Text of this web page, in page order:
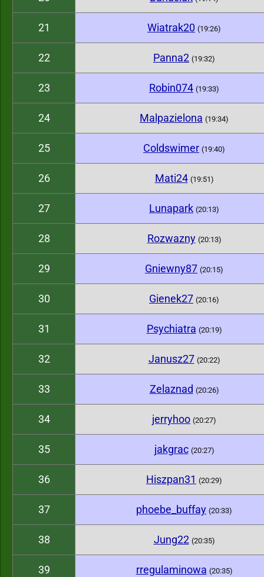
21 Wiatrak20 (19:26)
22 Panna2 (19:32)
23 Robin074 (19:33)
24 Malpazielona (19:34)
25 Coldswimer (19:40)
26 Mati24 (19:51)
27 Lunapark (20:13)
28 Rozwazny (20:13)
29 Gniewny87 (20:15)
30 Gienek27 (20:16)
31 Psychiatra (20:19)
32 Janusz27 (20:22)
33 Zelaznad (20:26)
34 jerryhoo (20:27)
35 jakgrac (20:27)
36 Hiszpan31 (20:29)
37 phoebe_buffay (20:33)
38 Jung22 (20:35)
39 rregulaminowa (20:35)